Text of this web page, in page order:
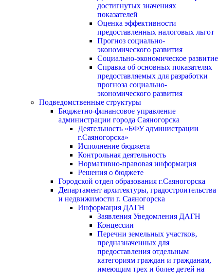
достигнутых значениях
показателей
Оценка эффективности
предоставленных налоговых льгот
Прогноз социально-
экономического развития
Социально-экономическое развитие
Справка об основных показателях
предоставляемых для разработки
прогноза социально-
экономического развития
Подведомственные структуры
Бюджетно-финансовое управление
администрации города Саяногорска
Деятельность «БФУ администрации
г.Саяногорска»
Исполнение бюджета
Контрольная деятельность
Нормативно-правовая информация
Решения о бюджете
Городской отдел образования г.Саяногорска
Департамент архитектуры, градостроительства
и недвижимости г. Саяногорска
Информация ДАГН
Заявления Уведомления ДАГН
Концессии
Перечни земельных участков,
предназначенных для
предоставления отдельным
категориям граждан и гражданам,
имеющим трех и более детей на